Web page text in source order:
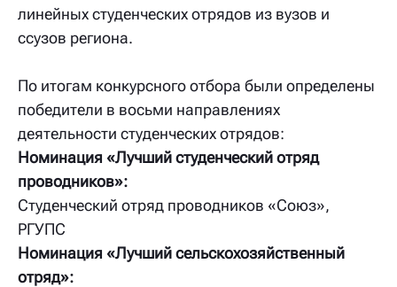
линейных студенческих отрядов из вузов и
ссузов региона.
По итогам конкурсного отбора были определены
победители в восьми направлениях
деятельности студенческих отрядов:
Номинация «Лучший студенческий отряд
проводников»:
Студенческий отряд проводников «Союз»,
РГУПС
Номинация «Лучший сельскохозяйственный
отряд»: